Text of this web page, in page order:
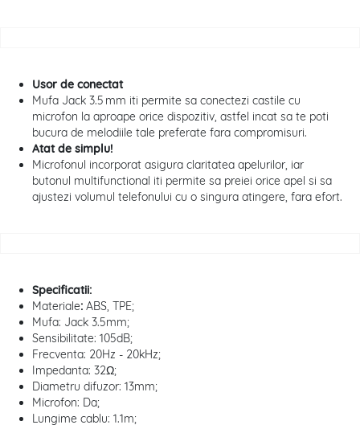
Usor de conectat
Mufa Jack 3.5 mm iti permite sa conectezi castile cu
microfon la aproape orice dispozitiv, astfel incat sa te poti
bucura de melodiile tale preferate fara compromisuri.
Atat de simplu!
Microfonul incorporat asigura claritatea apelurilor, iar
butonul multifunctional iti permite sa preiei orice apel si sa
ajustezi volumul telefonului cu o singura atingere, fara efort.
Specificatii:
Materiale: ABS, TPE;
Mufa: Jack 3.5mm;
Sensibilitate: 105dB;
Frecventa: 20Hz - 20kHz;
Impedanta: 32Ω;
Diametru difuzor: 13mm;
Microfon: Da;
Lungime cablu: 1.1m;